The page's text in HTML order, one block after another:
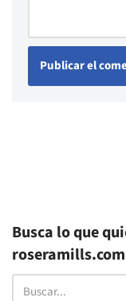
Busca lo que